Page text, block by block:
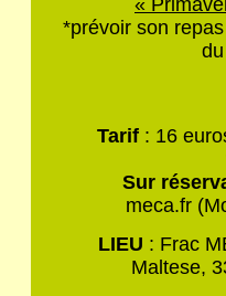
*prévoir son
Tarif: 16
Sur
meca.fr
LIEU : Frac
Maltese,